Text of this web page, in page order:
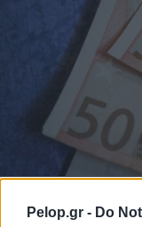
Pelop.gr - Do
«Φίλτρο» της
το χαρτζιλίκι